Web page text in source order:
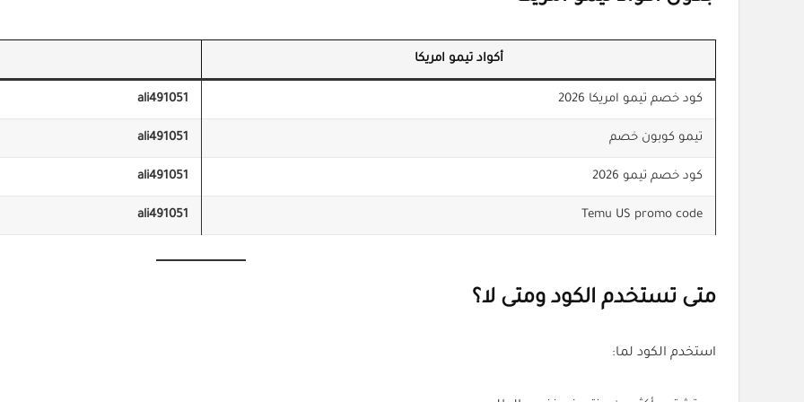
أكواد تيمو امريكا
كود خصم تيمو امريكا 2026 ali491051
تيمو كوبون خصم ali491051
كود خصم تيمو 2026 ali491051
Temu US promo code
ali491051
متى تستخدم الكود ومتى لا؟
استخدم الكود لما: